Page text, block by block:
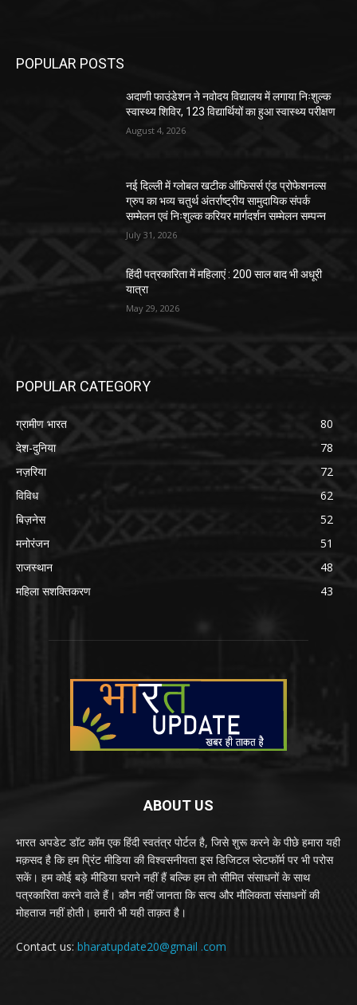
POPULAR POSTS
अदाणी फाउंडेशन ने नवोदय विद्यालय में लगाया निःशुल्क
स्वास्थ्य शिविर, 123 विद्यार्थियों का हुआ स्वास्थ्य परीक्षण
August 4, 2026
नई दिल्ली में ग्लोबल खटीक ऑफिसर्स एंड प्रोफेशनल्स
ग्रुप का भव्य चतुर्थ अंतर्राष्ट्रीय सामुदायिक संपर्क
सम्मेलन एवं निःशुल्क करियर मार्गदर्शन सम्मेलन सम्पन्न
July 31, 2026
हिंदी पत्रकारिता में महिलाएं : 200 साल बाद भी अधूरी
यात्रा
May 29, 2026
POPULAR CATEGORY
ग्रामीण भारत
80
देश-दुनिया
78
नज़रिया
72
विविध
62
बिज़नेस
52
मनोरंजन
51
राजस्थान
48
महिला सशक्तिकरण
43
ABOUT US
भारत अपडेट डॉट कॉम एक हिंदी स्वतंत्र पोर्टल है, जिसे शुरू करने के पीछे हमारा यही
मक़सद है कि हम प्रिंट मीडिया की विश्वसनीयता इस डिजिटल प्लेटफॉर्म पर भी परोस
सकें। हम कोई बड़े मीडिया घराने नहीं हैं बल्कि हम तो सीमित संसाधनों के साथ
पत्रकारिता करने वाले हैं। कौन नहीं जानता कि सत्य और मौलिकता संसाधनों की
मोहताज नहीं होती। हमारी भी यही ताक़त है।
Contact us: bharatupdate20@gmail .com